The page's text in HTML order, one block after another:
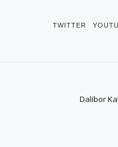
TWITTER
Dalibor